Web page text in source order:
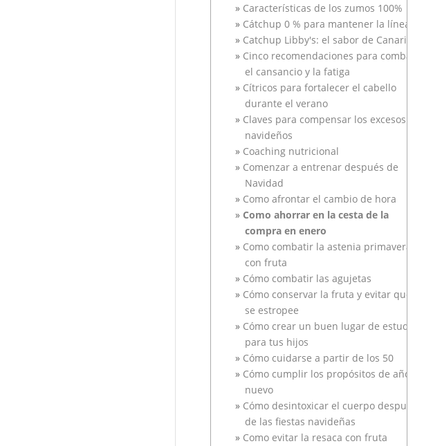
Características de los zumos 100%
Cátchup 0 % para mantener la línea
Catchup Libby's: el sabor de Canarias
Cinco recomendaciones para combatir
el cansancio y la fatiga
Cítricos para fortalecer el cabello
durante el verano
Claves para compensar los excesos
navideños
Coaching nutricional
Comenzar a entrenar después de
Navidad
Como afrontar el cambio de hora
Como ahorrar en la cesta de la
compra en enero
Como combatir la astenia primaveral
con fruta
Cómo combatir las agujetas
Cómo conservar la fruta y evitar que
se estropee
Cómo crear un buen lugar de estudio
para tus hijos
Cómo cuidarse a partir de los 50
Cómo cumplir los propósitos de año
nuevo
Cómo desintoxicar el cuerpo después
de las fiestas navideñas
Como evitar la resaca con fruta